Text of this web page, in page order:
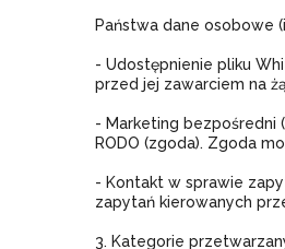
Państwa dane osobowe
- Udostępnienie pliku
przed jej zawarciem na
- Marketing bezpośredni
RODO (zgoda). Zgoda
- Kontakt w sprawie
zapytań kierowanych
3. Kategorie